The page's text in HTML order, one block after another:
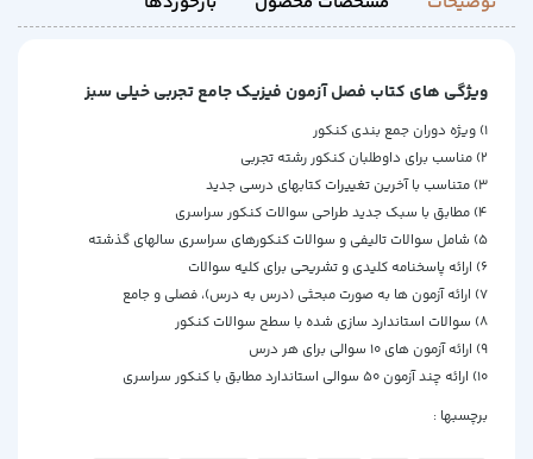
ویژگی های کتاب فصل آزمون فیزیک جامع تجربی خیلی سبز
1) ویژه دوران جمع بندی کنکور
2) مناسب برای داوطلبان کنکور رشته تجربی
3) متناسب با آخرین تغییرات کتابهای درسی جدید
4) مطابق با سبک جدید طراحی سوالات کنکور سراسری
5) شامل سوالات تالیفی و سوالات کنکورهای سراسری سالهای گذشته
6) ارائه پاسخنامه کلیدی و تشریحی برای کلیه سوالات
7) ارائه آزمون ها به صورت مبحثی (درس به درس)، فصلی و جامع
8) سوالات استاندارد سازی شده با سطح سوالات کنکور
9) ارائه آزمون های 10 سوالی برای هر درس
10) ارائه چند آزمون 50 سوالی استاندارد مطابق با کنکور سراسری
برچسبها :